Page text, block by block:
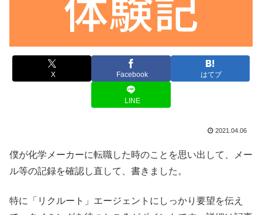
X Facebook はてブ
LINE
2021.04.06
僕が化学メーカーに転職した時のことを思い出して、メー
ル等の記録を確認し直して、書きました。
特に「リクルート」エージェントにしっかり要望を伝え